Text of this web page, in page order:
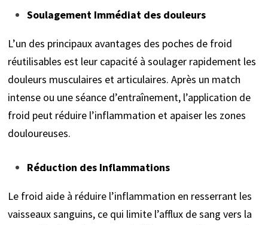
Soulagement Immédiat des douleurs
L’un des principaux avantages des poches de froid
réutilisables est leur capacité à soulager rapidement les
douleurs musculaires et articulaires. Après un match
intense ou une séance d’entraînement, l’application de
froid peut réduire l’inflammation et apaiser les zones
douloureuses.
Réduction des Inflammations
Le froid aide à réduire l’inflammation en resserrant les
vaisseaux sanguins, ce qui limite l’afflux de sang vers la